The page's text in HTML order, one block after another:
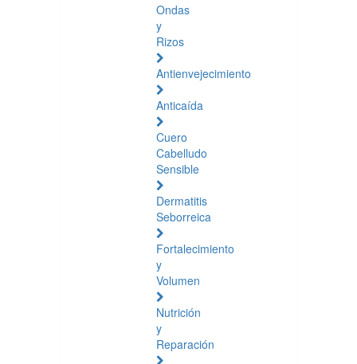
Ondas
y
Rizos
Antienvejecimiento
Anticaída
Cuero
Cabelludo
Sensible
Dermatitis
Seborreica
Fortalecimiento
y
Volumen
Nutrición
y
Reparación